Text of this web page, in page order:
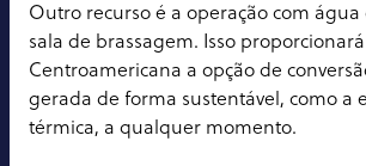
Outro recurso é a operação com
sala de brassagem. Isso
Centroamericana a opção de
gerada de forma sustentável, como a
térmica, a qualquer momento.